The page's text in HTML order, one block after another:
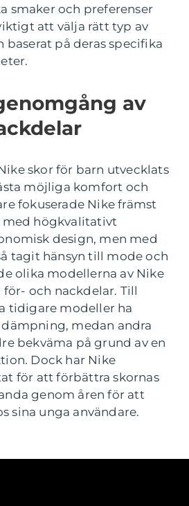
smaker och preferenser
att välja rätt typ av
baserat på deras specifika
av
skor för barn utvecklats
möjliga komfort och
fokuserade Nike främst
med högkvalitativt
design, men med
tagit hänsyn till mode och
olika modellerna av Nike
och nackdelar. Till
tidigare modeller ha
medan andra
bekväma på grund av en
Dock har Nike
för att förbättra skornas
genom åren för att
sina unga användare.